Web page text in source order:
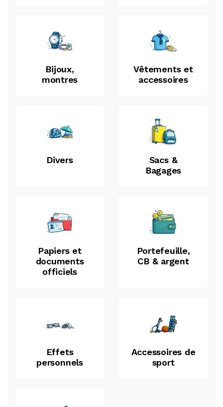
Bijoux,
montres
Vêtements et
accessoires
Divers
Sacs &
Bagages
Papiers et
documents
officiels
Portefeuille,
CB & argent
Effets
personnels
Accessoires de
sport